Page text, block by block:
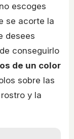
escoges
se acorte la
desees
conseguirlo
de un color
sobre las
y la